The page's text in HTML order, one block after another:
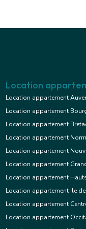
Location
Location appartement
Location appartement
Location appartement
Location appartement
Location appartement
Location appartement
Location appartement
Location appartement Ile
Location appartement
Location appartement